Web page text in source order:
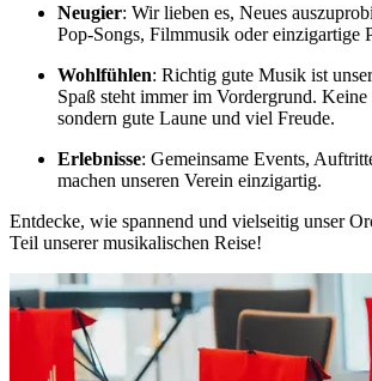
Neugier: Wir lieben es, Neues
Pop-Songs, Filmmusik oder einzigartige
Wohlfühlen: Richtig gute Musik ist
Spaß steht immer im Vordergrund. Keine
sondern gute Laune und viel Freude.
Erlebnisse: Gemeinsame Events,
machen unseren Verein einzigartig.
Entdecke, wie spannend und vielseitig unser
Teil unserer musikalischen Reise!